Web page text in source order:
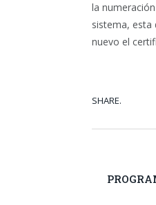
la
sistema, esta
nuevo el
SHARE.